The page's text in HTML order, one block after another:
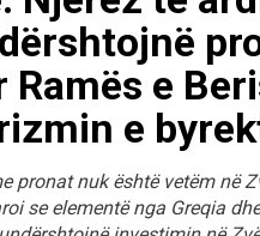
e
e
pronat nuk është vetëm në
se elementë nga Greqia